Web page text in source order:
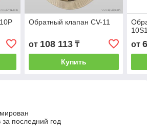
Обратный клапан CV-11
от 108 113₸
Купить
от
последний год